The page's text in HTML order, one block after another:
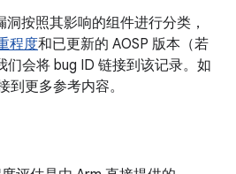
按照其影响的组件进行分类，
程度和已更新的 AOSP 版本（若
会将 bug ID 链接到该记录。如
更多参考内容。